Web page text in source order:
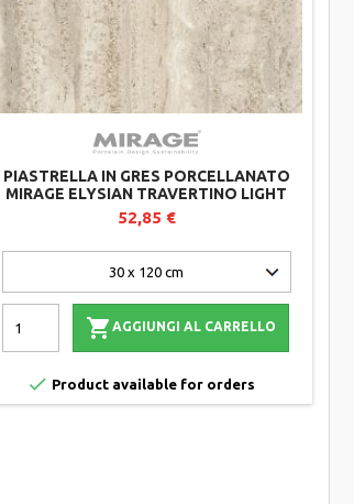
PIASTRELLA IN GRES PORCELLANATO
MIRAGE ELYSIAN TRAVERTINO LIGHT
EY07 - 30X120X2 CM - LOTTO DA 2 PEZZI
52,85 €
AGGIUNGI AL CARRELLO
 Product available for orders